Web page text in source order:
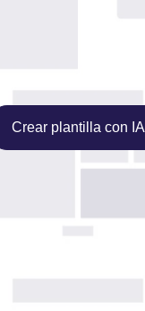
Crear plantilla con IA